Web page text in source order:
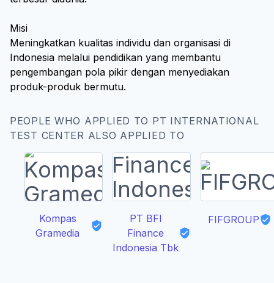
Misi
Meningkatkan kualitas individu dan organisasi di
Indonesia melalui pendidikan yang membantu
pengembangan pola pikir dengan menyediakan
PEOPLE WHO APPLIED TO PT INTERNATIONAL
TEST CENTER ALSO APPLIED TO
Kompas
Gramedia
PT BFI
Finance
Indonesia Tbk
FIFGROUP